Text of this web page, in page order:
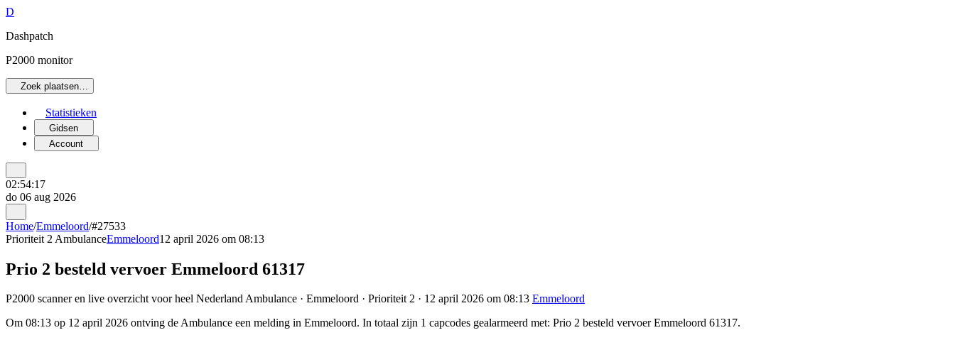
D
Dashpatch
P2000 monitor
Zoek plaatsen…
Statistieken
Gidsen
Account
02:54:17
do 06 aug 2026
Home/Emmeloord/#27533
Prioriteit 2 AmbulanceEmmeloord12 april 2026 om 08:13
Prio 2 besteld vervoer Emmeloord 61317
P2000 scanner en live overzicht voor heel Nederland Ambulance · Emmeloord · Prioriteit 2 · 12 april 2026 om 08:13 Emmeloord
Om 08:13 op 12 april 2026 ontving de Ambulance een melding in Emmeloord. In totaal zijn 1 capcodes gealarmeerd met: Prio 2 besteld vervoer Emmeloord 61317.